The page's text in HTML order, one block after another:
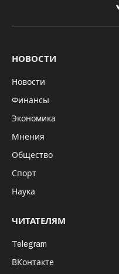
НОВОСТИ
Новости
Финансы
Экономика
Мнения
Общество
Спорт
Наука
ЧИТАТЕЛЯМ
Telegram
ВКонтакте